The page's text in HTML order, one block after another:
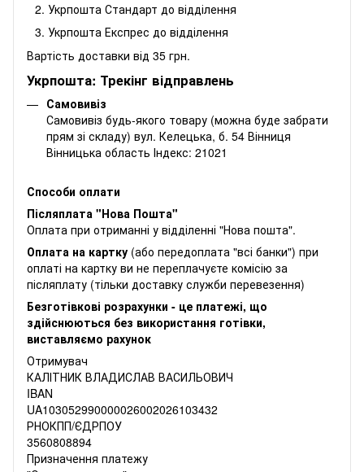
Укрпошта Стандарт до відділення
Укрпошта Експрес до відділення
Вартість доставки від 35 грн.
Укрпошта: Трекінг відправлень
Самовивіз
Самовивіз будь-якого товару (можна буде забрати
прям зі складу) вул. Келецька, б. 54 Вінниця
Вінницька область Індекс: 21021
Способи оплати
Післяплата "Нова Пошта"
Оплата при отриманні у відділенні "Нова пошта".
Оплата на картку (або передоплата "всі банки") при
оплаті на картку ви не переплачуєте комісію за
післяплату (тільки доставку служби перевезення)
Безготівкові розрахунки - це платежі, що
здійснюються без використання готівки,
виставляємо рахунок
Отримувач
КАЛІТНИК ВЛАДИСЛАВ ВАСИЛЬОВИЧ
IBAN
UA103052990000026002026103432
РНОКПП/ЄДРПОУ
3560808894
Призначення платежу